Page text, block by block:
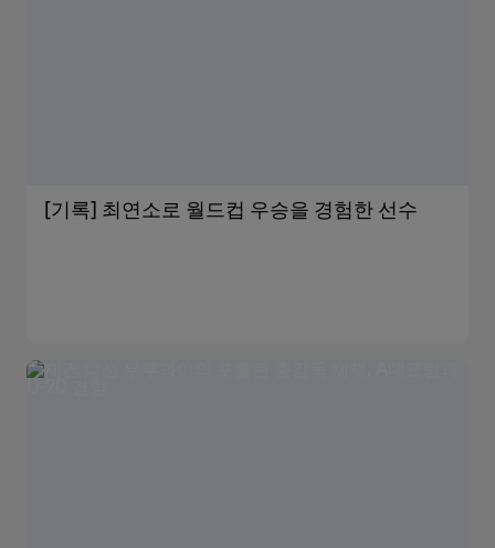
[기록] 최연소로 월드컵 우승을 경험한 선수